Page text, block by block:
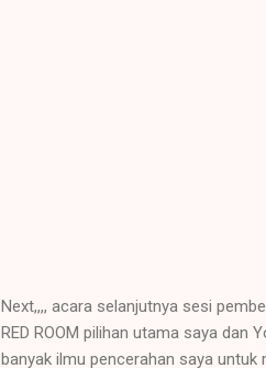
Next,,,, acara selanjutnya sesi
RED ROOM pilihan utama saya dan
banyak ilmu pencerahan saya